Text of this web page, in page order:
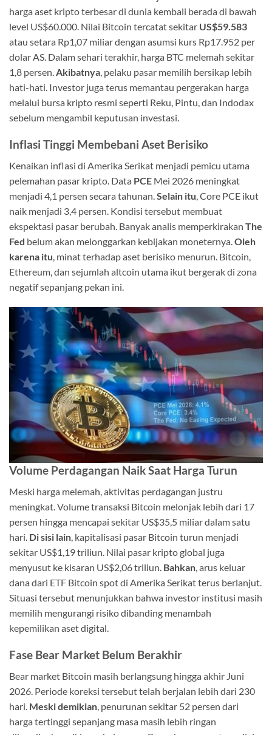
harga aset kripto terbesar di dunia kembali berada di bawah
level US$60.000. Nilai Bitcoin tercatat sekitar US$59.583
atau setara Rp1,07 miliar dengan asumsi kurs Rp17.952 per
dolar AS. Dalam sehari terakhir, harga BTC melemah sekitar
1,8 persen. Akibatnya , pelaku pasar memilih bersikap lebih
hati-hati. Investor juga terus memantau pergerakan harga
melalui bursa kripto resmi seperti Reku, Pintu, dan Indodax
sebelum mengambil keputusan investasi.
Inflasi Tinggi Membebani Aset Berisiko
Kenaikan inflasi di Amerika Serikat menjadi pemicu utama
pelemahan pasar kripto. Data PCE Mei 2026 meningkat
menjadi 4,1 persen secara tahunan.Selain itu, Core PCE ikut
naik menjadi 3,4 persen. Kondisi tersebut membuat
ekspektasi pasar berubah. Banyak analis memperkirakan The
Fed belum akan melonggarkan kebijakan moneternya.Oleh
karena itu, minat terhadap aset berisiko menurun. Bitcoin,
Ethereum, dan sejumlah altcoin utama ikut bergerak di zona
negatif sepanjang pekan ini.
Volume Perdagangan Naik Saat Harga Turun
Meski harga melemah, aktivitas perdagangan justru
meningkat. Volume transaksi Bitcoin melonjak lebih dari 17
persen hingga mencapai sekitar US$35,5 miliar dalam satu
hari. Di sisi lain , kapitalisasi pasar Bitcoin turun menjadi
sekitar US$1,19 triliun. Nilai pasar kripto global juga
menyusut ke kisaran US$2,06 triliun. Bahkan , arus keluar
dana dari ETF Bitcoin spot di Amerika Serikat terus berlanjut.
Situasi tersebut menunjukkan bahwa investor institusi masih
memilih mengurangi risiko dibanding menambah
kepemilikan aset digital.
Fase Bear Market Belum Berakhir
Bear market Bitcoin masih berlangsung hingga akhir Juni
2026. Periode koreksi tersebut telah berjalan lebih dari 230
hari. Meski demikian, penurunan sekitar 52 persen dari
harga tertinggi sepanjang masa masih lebih ringan